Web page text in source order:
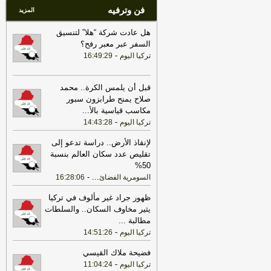
فن وترفيه المزيد
هل عادت شركة “هلا” لتنسيق
السفر عبر معبر رفح؟
تركيا اليوم -
16:49:29
قبل أن يلمس الكرة.. محمد
صلاح يمنح طرابزون سبور
مكاسب قياسية بالأ...
تركيا اليوم -
14:43:28
لإنقاذ الأرض.. دراسة تدعو إلى
تقليص عدد سكان العالم بنسبة
50%
السومرية الفضائ...
-
16:28:06
ظهور جراد غير مألوف في تركيا
يثير مخاوف السكان.. والسلطات
مطالبة ...
تركيا اليوم -
14:51:26
فضيحة ملاك القيسي
تركيا اليوم -
11:04:24